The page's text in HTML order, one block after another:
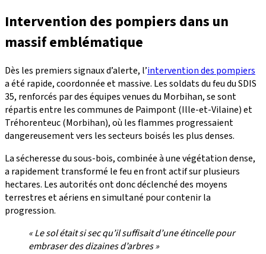
Intervention des pompiers dans un
massif emblématique
Dès les premiers signaux d’alerte, l’intervention des pompiers
a été rapide, coordonnée et massive. Les soldats du feu du SDIS
35, renforcés par des équipes venues du Morbihan, se sont
répartis entre les communes de Paimpont (Ille-et-Vilaine) et
Tréhorenteuc (Morbihan), où les flammes progressaient
dangereusement vers les secteurs boisés les plus denses.
La sécheresse du sous-bois, combinée à une végétation dense,
a rapidement transformé le feu en front actif sur plusieurs
hectares. Les autorités ont donc déclenché des moyens
terrestres et aériens en simultané pour contenir la
progression.
« Le sol était si sec qu’il suffisait d’une étincelle pour
embraser des dizaines d’arbres »